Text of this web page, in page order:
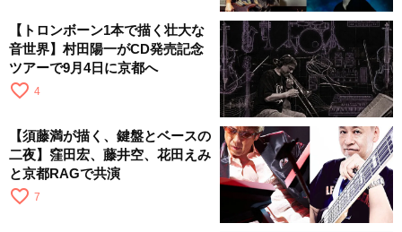
【トロンボーン1本で描く壮大な
音世界】村田陽一がCD発売記念
ツアーで9月4日に京都へ
favorite_border 4
【須藤満が描く、鍵盤とベースの
二夜】窪田宏、藤井空、花田えみ
と京都RAGで共演
favorite_border 7